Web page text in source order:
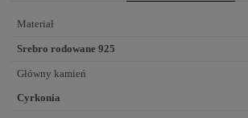
Materiał
Srebro rodowane 925
Główny kamień
Cyrkonia